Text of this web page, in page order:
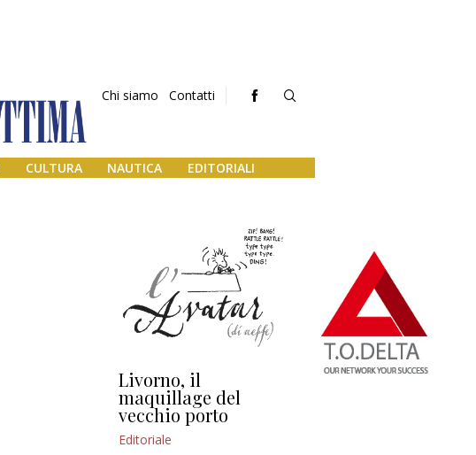
Chi siamo Contatti
CULTURA NAUTICA EDITORIALI
Livorno, il
maquillage del
vecchio porto
Editoriale
L’uscita di scena di